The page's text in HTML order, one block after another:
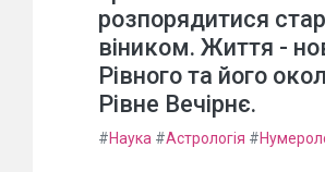
розпорядитися
віником. Життя -
Рівного та його
Рівне Вечірнє.
#Наука #Астрологія #